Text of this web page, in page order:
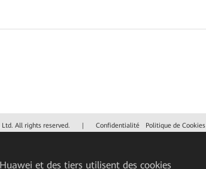
All rights reserved. | Confidentialité Politique de Cookies
et des tiers utilisent des cookies